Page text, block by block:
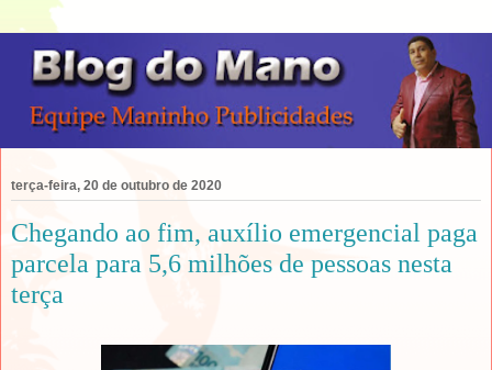
terça-feira, 20 de outubro de 2020
Chegando ao fim, auxílio emergencial paga
parcela para 5,6 milhões de pessoas nesta
terça